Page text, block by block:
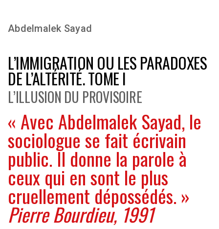
Abdelmalek Sayad
L’IMMIGRATION OU LES PARADOXES
DE L’ALTÉRITÉ. TOME I
L’ILLUSION DU PROVISOIRE
« Avec Abdelmalek Sayad, le
sociologue se fait écrivain
public. Il donne la parole à
ceux qui en sont le plus
cruellement dépossédés. »
Pierre Bourdieu, 1991